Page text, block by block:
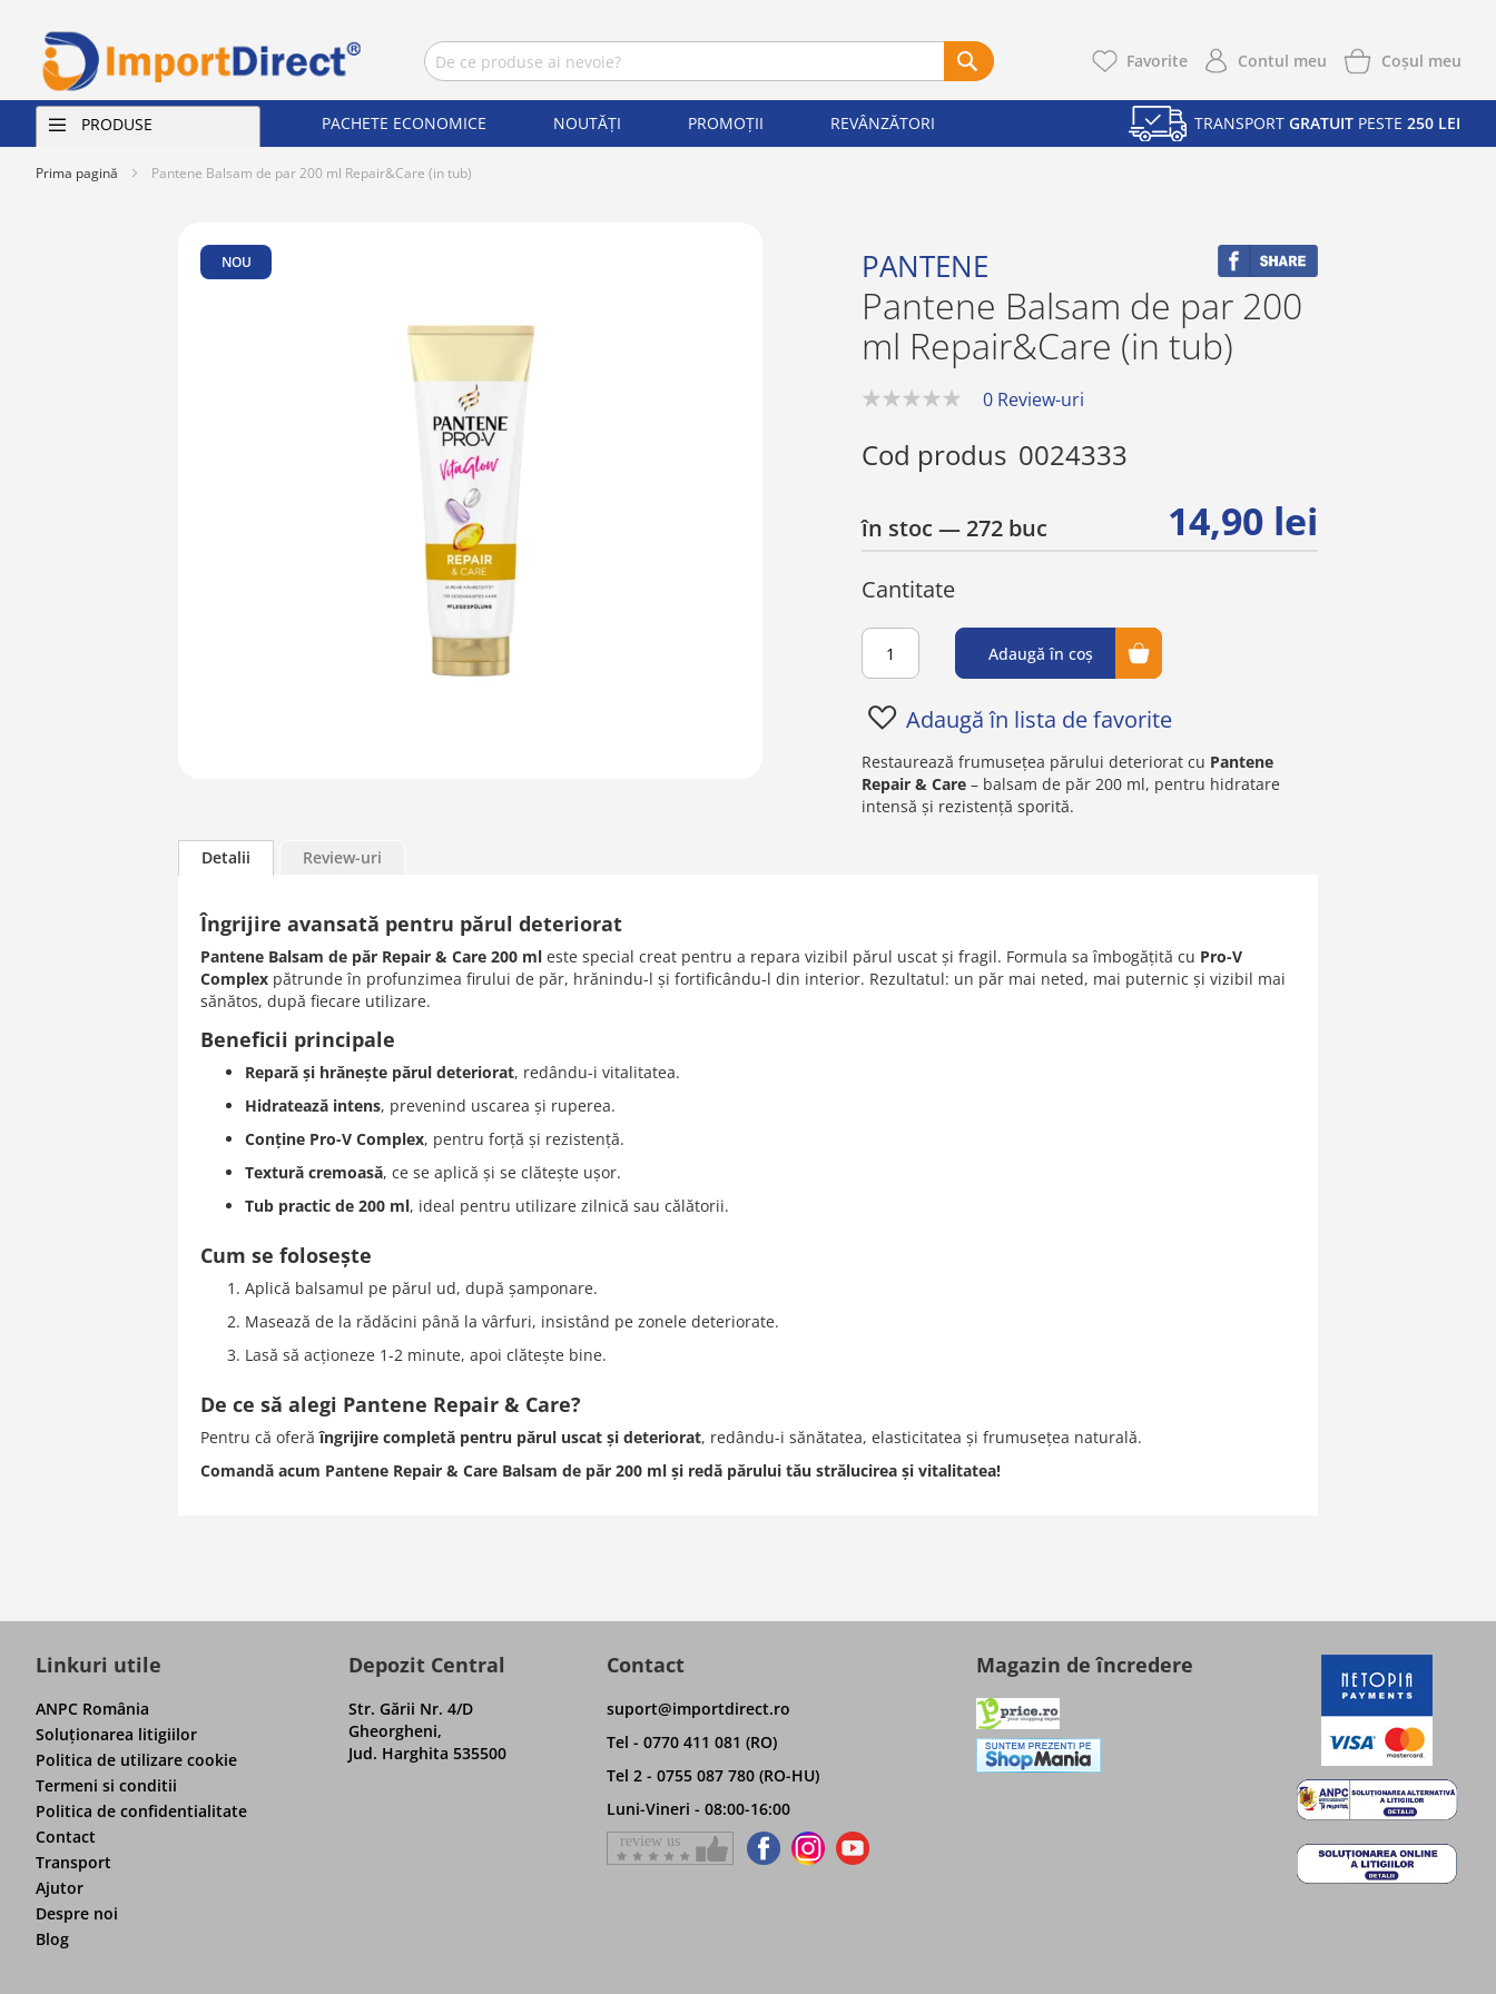
Favorite Contul meu Coşul meu
PRODUSE PACHETE ECONOMICE NOUTĂȚI PROMOȚII REVÂNZĂTORI TRANSPORT GRATUIT PESTE 250 LEI
Prima pagină Pantene Balsam de par 200 ml Repair&Care (in tub)
PANTENE
Pantene Balsam de par 200
ml Repair&Care (in tub)
0 Review-uri
în stoc — 272 buc
Cod produs 0024333
14,90 lei
Cantitate
Adaugă în coș
Adaugă în lista de favorite
Restaurează frumusețea părului deteriorat cu Pantene
Repair & Care – balsam de păr 200 ml, pentru hidratare
intensă și rezistență sporită.
the
beginning
of
images
NOU
Detalii
Îngrijire avansată pentru părul deteriorat
Pantene Balsam de păr Repair & Care 200 ml este special creat pentru a repara vizibil părul uscat și fragil. Formula sa îmbogățită cu Pro-V
Complex pătrunde în profunzimea firului de păr, hrănindu-l și fortificându-l din interior. Rezultatul: un păr mai neted, mai puternic și vizibil mai
sănătos, după fiecare utilizare.
Beneficii principale
Repară și hrănește părul deteriorat, redându-i vitalitatea.
Hidratează intens, prevenind uscarea și ruperea.
Conține Pro-V Complex, pentru forță și rezistență.
Textură cremoasă, ce se aplică și se clătește ușor.
Tub practic de 200 ml, ideal pentru utilizare zilnică sau călătorii.
Cum se folosește
Aplică balsamul pe părul ud, după șamponare.
Masează de la rădăcini până la vârfuri, insistând pe zonele deteriorate.
Lasă să acționeze 1-2 minute, apoi clătește bine.
De ce să alegi Pantene Repair & Care?
Pentru că oferăîngrijire completă pentru părul uscat și deteriorat, redându-i sănătatea, elasticitatea și frumusețea naturală.
Comandă acum Pantene Repair & Care Balsam de păr 200 ml și redă părului tău strălucirea și vitalitatea!
Review-uri
Linkuri utile
ANPC România
Soluţionarea litigiilor
Politica de utilizare cookie
Termeni si conditii
Politica de confidentialitate
Contact
Transport
Ajutor
Despre noi
Blog
Depozit Central
Str. Gării Nr. 4/D
Gheorgheni,
Jud. Harghita 535500
Contact
suport@importdirect.ro
Tel - 0770 411 081 (RO)
Tel 2 - 0755 087 780 (RO-HU)
Luni-Vineri - 08:00-16:00
Magazin de încredere